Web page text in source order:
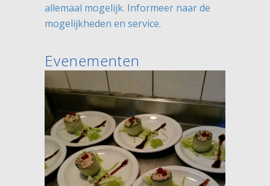
allemaal mogelijk. Informeer naar de
mogelijkheden en service.
Evenementen